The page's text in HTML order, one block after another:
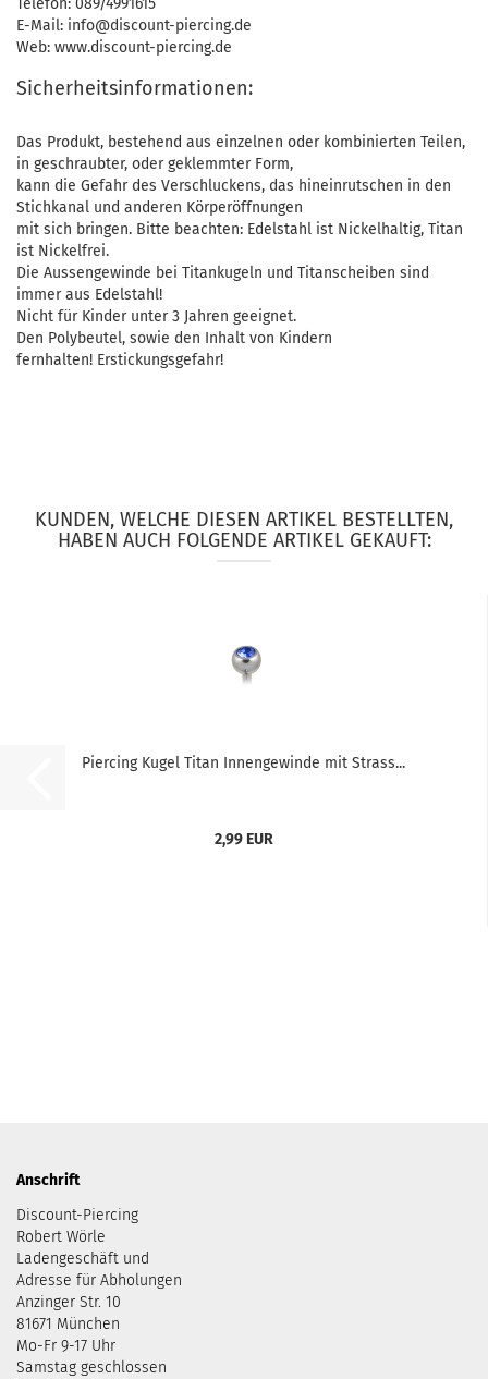
Telefon: 089/4991615
E-Mail: info@discount-piercing.de
Web: www.discount-piercing.de
Sicherheitsinformationen:
Das Produkt, bestehend aus einzelnen oder kombinierten Teilen,
in geschraubter, oder geklemmter Form,
kann die Gefahr des Verschluckens, das hineinrutschen in den
Stichkanal und anderen Körperöffnungen
mit sich bringen. Bitte beachten: Edelstahl ist Nickelhaltig, Titan
ist Nickelfrei.
Die Aussengewinde bei Titankugeln und Titanscheiben sind
immer aus Edelstahl!
Nicht für Kinder unter 3 Jahren geeignet.
Den Polybeutel, sowie den Inhalt von Kindern
fernhalten! Erstickungsgefahr!
KUNDEN, WELCHE DIESEN ARTIKEL BESTELLTEN,
HABEN AUCH FOLGENDE ARTIKEL GEKAUFT:
Piercing Kugel Titan Innengewinde mit Strass...
2,99 EUR
Anschrift
Discount-Piercing
Robert Wörle
Ladengeschäft und
Adresse für Abholungen
Anzinger Str. 10
81671 München
Mo-Fr 9-17 Uhr
Samstag geschlossen